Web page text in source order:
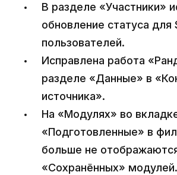
В разделе «Участники»
обновление статуса для
пользователей.
Исправлена работа
разделе «Данные» в
источника».
На «Модулях» во
«Подготовленные» в
больше не
«Сохранённых» модулей.